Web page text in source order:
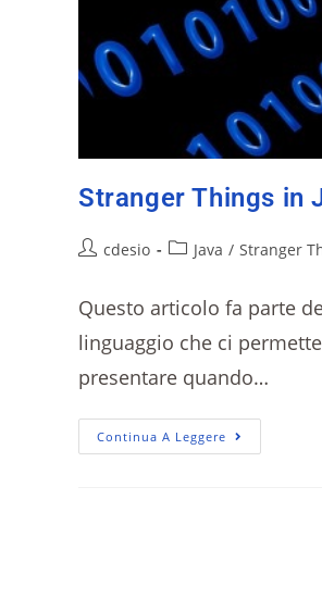
Stranger Things in
cdesio Java / Stranger
Questo articolo fa parte
linguaggio che ci
presentare quando…
Continua A Leggere